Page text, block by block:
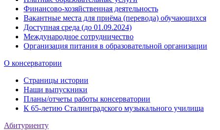
Финансово-хозяйственная деятельность
Вакантные места для приёма (перевода) обучающихся
Доступная среда (до 01.09.2024)
Международное сотрудничество
Организация питания в образовательной организации
О консерватории
Страницы истории
Наши выпускники
Планы/отчеты работы консерватории
К 65-летию Сталинградского музыкального училища
Абитуриенту